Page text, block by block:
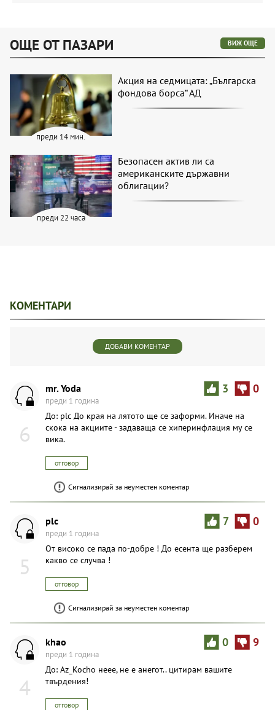
ОЩЕ ОТ ПАЗАРИ ВИЖ ОЩЕ
преди 14 мин.
Акция на седмицата: „Българска
фондова борса“ АД
преди 22 часа
Безопасен актив ли са
американските държавни
облигации?
КОМЕНТАРИ
ДОБАВИ КОМЕНТАР
6
3 0
mr. Yoda
преди 1 година
До: plc До края на лятото ще се заформи. Иначе на
скока на акциите - задаваща се хиперинфлация му се
вика.
отговор
Сигнализирай за неуместен коментар
5
7 0
plc
преди 1 година
От високо се пада по-добре ! До есента ще разберем
какво се случва !
отговор
Сигнализирай за неуместен коментар
4
0 9
khao
преди 1 година
До: Az_Kocho неее, не е анегот.. цитирам вашите
твърдения!
отговор